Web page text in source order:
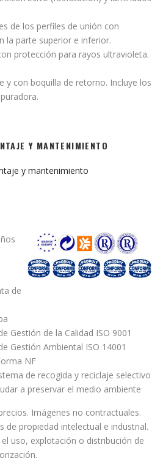
de los perfiles de unión con
la parte superior e inferior.
protección para rayos ultravioleta.
y con boquilla de retorno. Incluye los
Y MANTENIMIENTO
y mantenimiento
de
Gestión de la Calidad ISO 9001
Gestión Ambiental ISO 14001
NF
de recogida y reciclaje selectivo
a preservar el medio ambiente
Imágenes no contractuales.
de propiedad intelectual e industrial.
uso, explotación o distribución de